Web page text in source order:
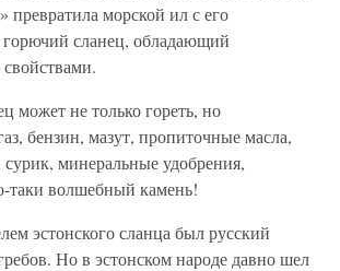
превратила морской ил с его
сланец, обладающий
может не только гореть, но
бензин, мазут, пропиточные масла,
минеральные удобрения,
таки волшебный камень!
эстонского сланца был русский
Но в эстонском народе давно шел